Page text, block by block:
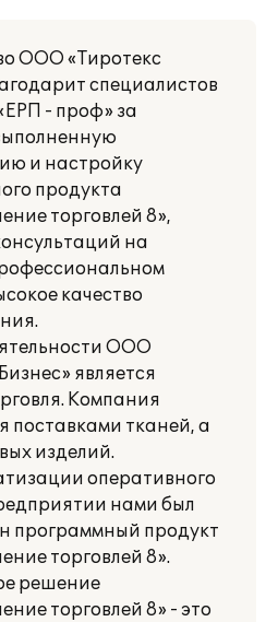
ООО «Тиротекс
специалистов
- проф» за
и настройку
продукта
торговлей 8»,
на
качество
ООО
является
Компания
поставками тканей, а
изделий.
оперативного
нами был
программный продукт
торговлей 8».
решение
торговлей 8» - это